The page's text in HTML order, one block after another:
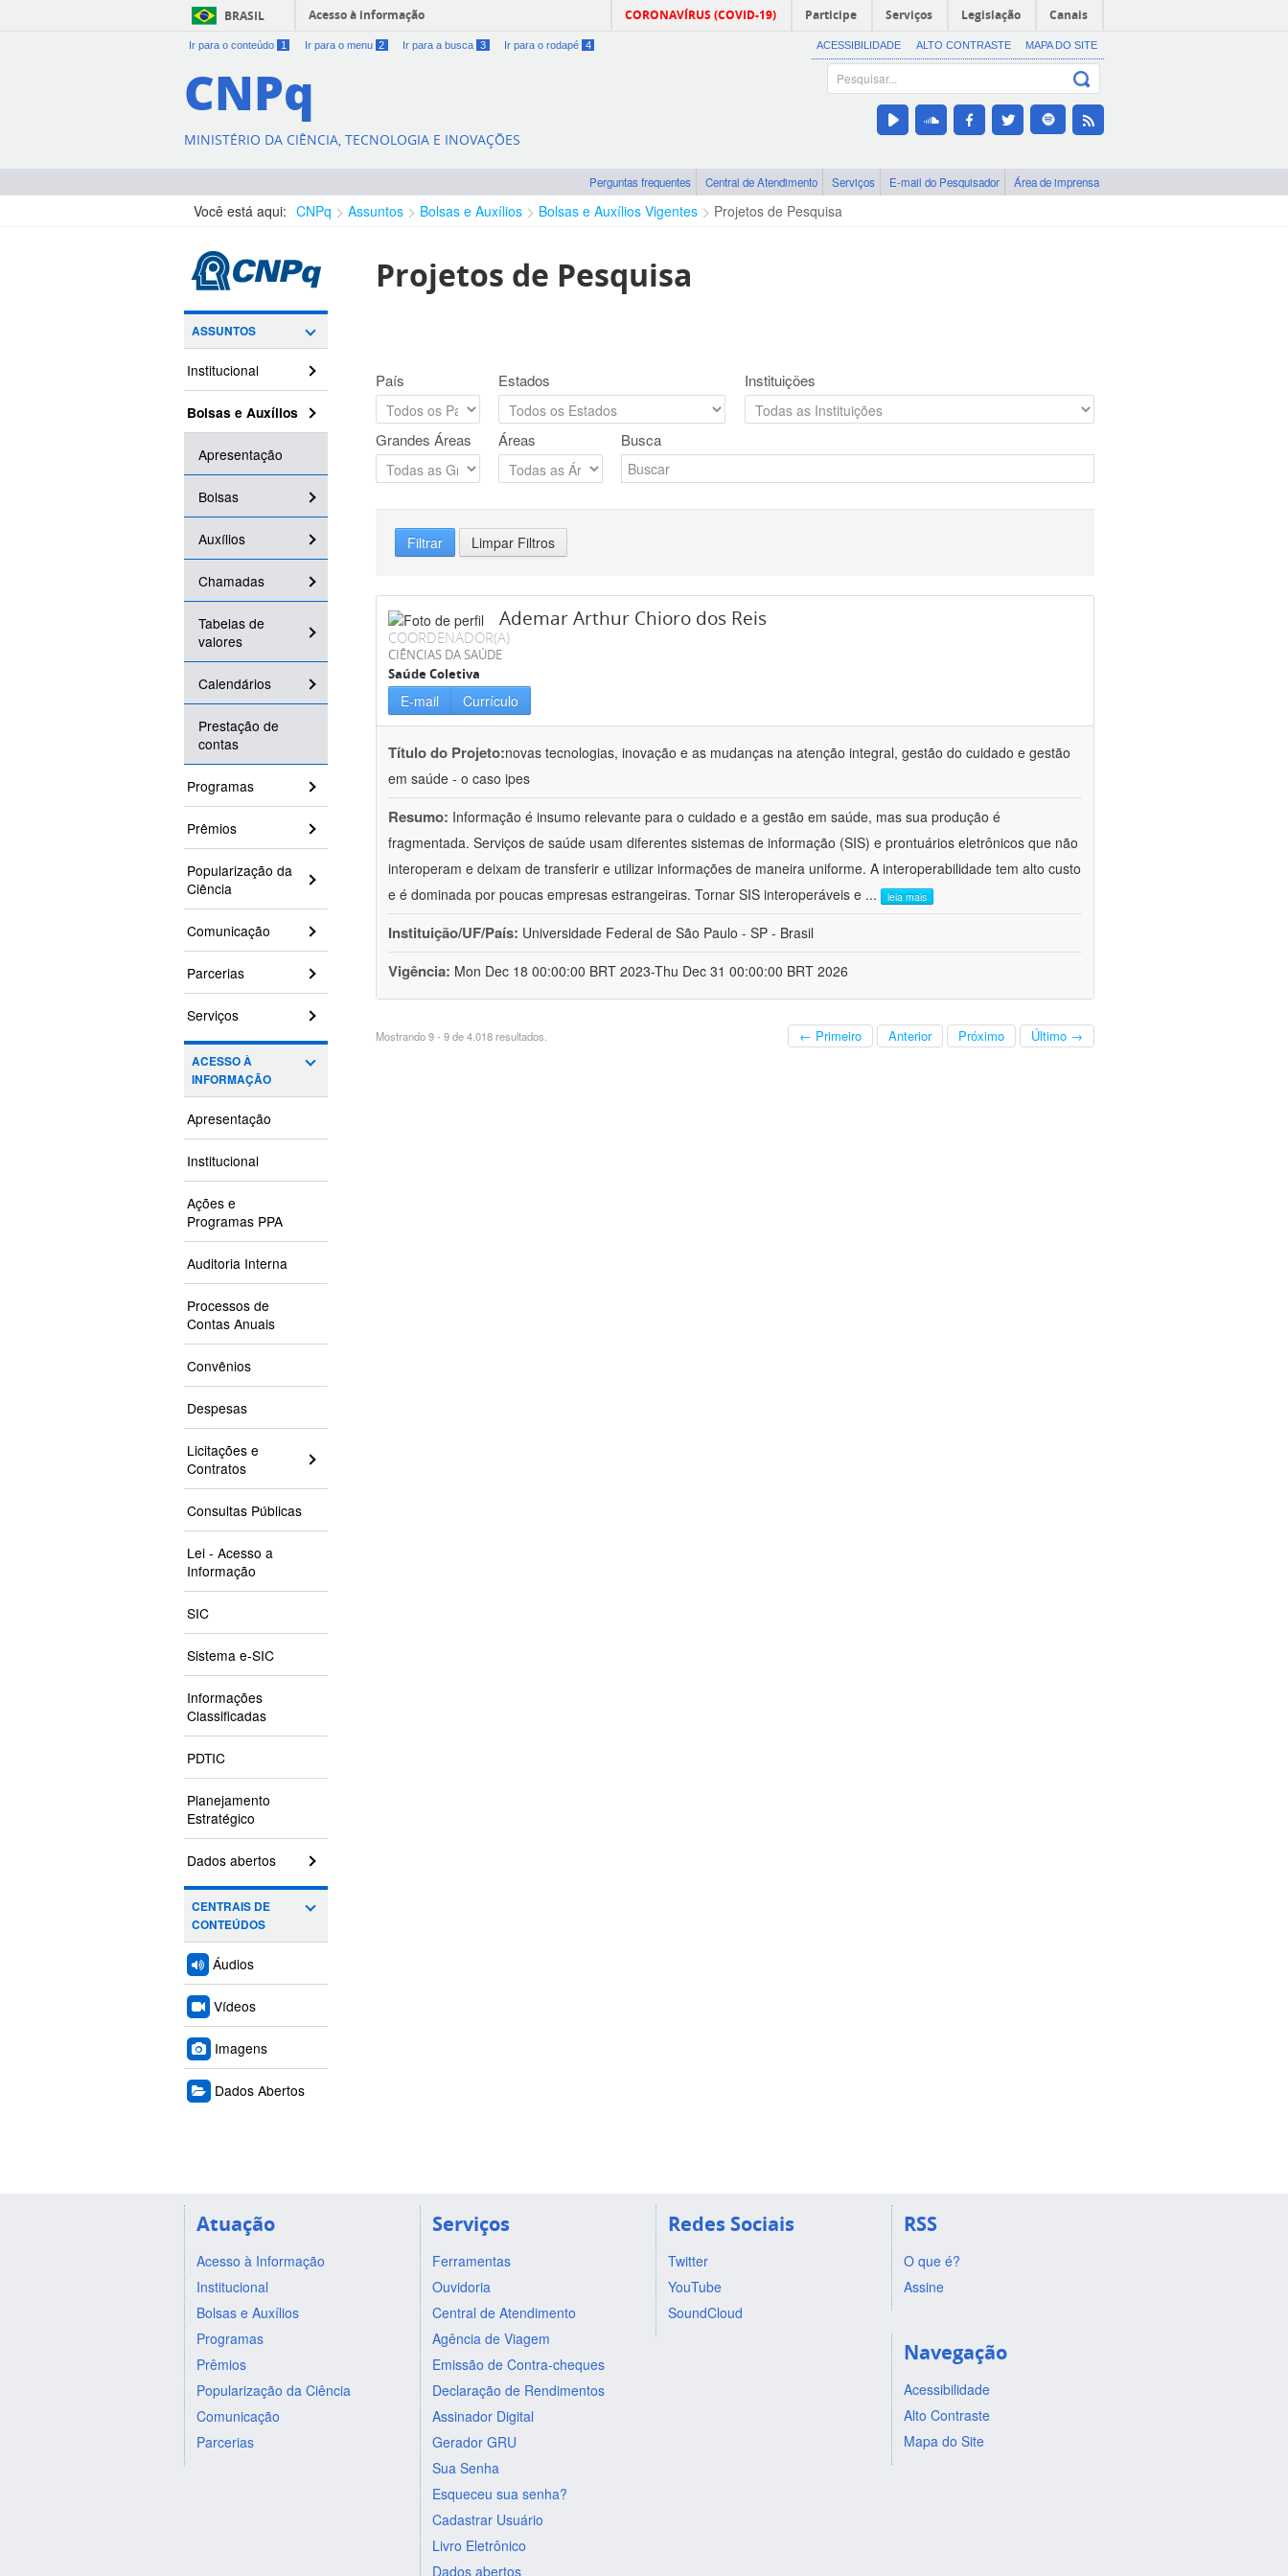
BRASIL Acesso à informação CORONAVÍRUS (COVID-19) Participe Serviços Legislação Canais
Ir para o conteúdo 1 Ir para o menu 2 Ir para a busca 3 Ir para o rodapé 4 ACESSIBILIDADE ALTO CONTRASTE MAPA DO SITE
CNPq
MINISTÉRIO DA CIÊNCIA, TECNOLOGIA E INOVAÇÕES
Perguntas frequentes Central de Atendimento Serviços E-mail do Pesquisador Área de imprensa
Você está aqui: CNPq Assuntos Bolsas e Auxílios Bolsas e Auxílios Vigentes Projetos de Pesquisa
ASSUNTOS
Institucional
Bolsas e Auxílios
Apresentação
Bolsas
Auxílios
Chamadas
Tabelas de
valores
Calendários
Prestação de
contas
Programas
Prêmios
Popularização da
Ciência
Comunicação
Parcerias
Serviços
ACESSO À
INFORMAÇÃO
Apresentação
Institucional
Ações e
Programas PPA
Auditoria Interna
Processos de
Contas Anuais
Convênios
Despesas
Licitações e
Contratos
Consultas Públicas
Lei - Acesso a
Informação
SIC
Sistema e-SIC
Informações
Classificadas
PDTIC
Planejamento
Estratégico
Dados abertos
CENTRAIS DE
CONTEÚDOS
Áudios
Vídeos
Imagens
Dados Abertos
Projetos de Pesquisa
País Estados Instituições
Grandes Áreas Áreas Busca
Filtrar Limpar Filtros
Ademar Arthur Chioro dos Reis
COORDENADOR(A)
CIÊNCIAS DA SAÚDE
Saúde Coletiva
E-mail Currículo
Título do Projeto:novas tecnologias, inovação e as mudanças na atenção integral, gestão do cuidado e gestão
em saúde - o caso ipes
Resumo: Informação é insumo relevante para o cuidado e a gestão em saúde, mas sua produção é
fragmentada. Serviços de saúde usam diferentes sistemas de informação (SIS) e prontuários eletrônicos que não
interoperam e deixam de transferir e utilizar informações de maneira uniforme. A interoperabilidade tem alto custo
e é dominada por poucas empresas estrangeiras. Tornar SIS interoperáveis e ... leia mais
Instituição/UF/País: Universidade Federal de São Paulo - SP - Brasil
Vigência: Mon Dec 18 00:00:00 BRT 2023-Thu Dec 31 00:00:00 BRT 2026
Mostrando 9 - 9 de 4.018 resultados. ← Primeiro Anterior Próximo Último →
Atuação
Acesso à Informação
Institucional
Bolsas e Auxílios
Programas
Prêmios
Popularização da Ciência
Comunicação
Parcerias
Serviços
Ferramentas
Ouvidoria
Central de Atendimento
Agência de Viagem
Emissão de Contra-cheques
Declaração de Rendimentos
Assinador Digital
Gerador GRU
Sua Senha
Esqueceu sua senha?
Cadastrar Usuário
Livro Eletrônico
Dados abertos
Redes Sociais
Twitter
YouTube
SoundCloud
RSS
O que é?
Assine
Navegação
Acessibilidade
Alto Contraste
Mapa do Site